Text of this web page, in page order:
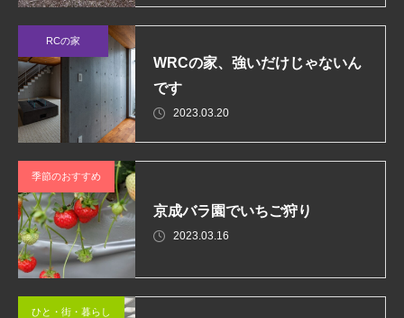
RCの家
WRCの家、強いだけじゃないん
です
2023.03.20
季節のおすすめ
京成バラ園でいちご狩り
2023.03.16
ひと・街・暮らし